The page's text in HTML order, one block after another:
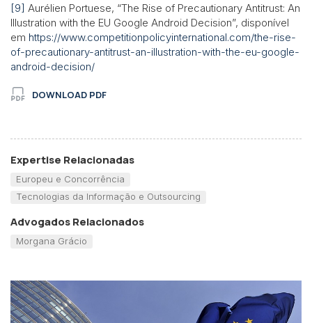
[9] Aurélien Portuese, “The Rise of Precautionary Antitrust: An
Illustration with the EU Google Android Decision”, disponível
em https://www.competitionpolicyinternational.com/the-rise-
of-precautionary-antitrust-an-illustration-with-the-eu-google-
android-decision/
DOWNLOAD PDF
Expertise Relacionadas
Europeu e Concorrência
Tecnologias da Informação e Outsourcing
Advogados Relacionados
Morgana Grácio